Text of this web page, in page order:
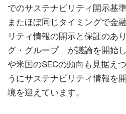
でのサステナビリティ開示基
またほぼ同じタイミングで金
リティ情報の開示と保証のあ
グ・グループ」が議論を開始
や米国のSECの動向も見据え
うにサステナビリティ情報を
境を迎えています。